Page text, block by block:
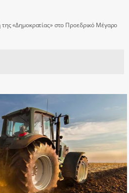
της «Δημοκρατίας» στο Προεδρικό Μέγαρο